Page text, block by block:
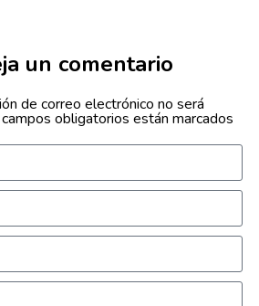
un comentario
de correo electrónico no será
obligatorios están marcados